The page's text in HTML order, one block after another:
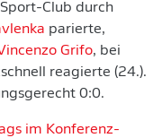
Club durch
parierte,
Grifo, bei
reagierte (24.).
0:0.
im Konferenz-